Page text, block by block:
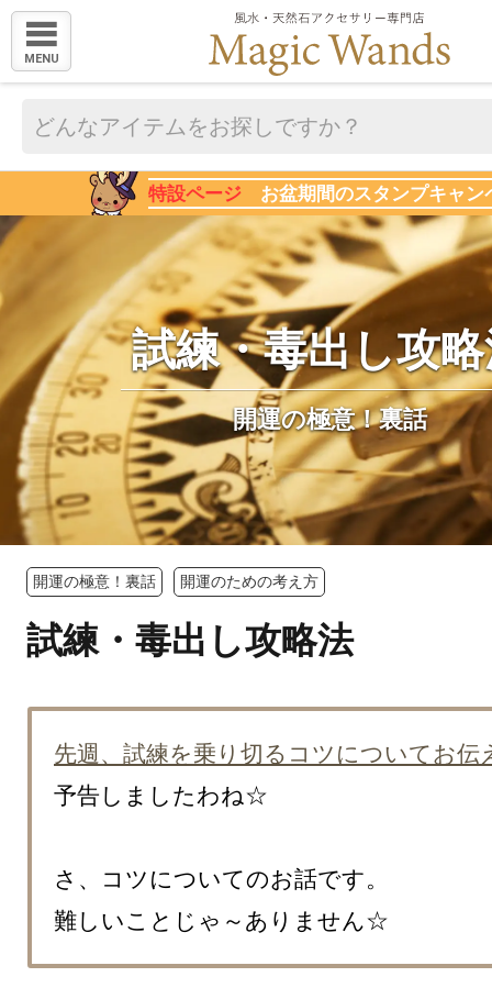
MENU
特設ページ お盆期間のスタンプキャン
試練・毒出し攻
開運の極意！裏話
開運の極意！裏話 開運のための考え方
試練・毒出し攻略法
先週、試練を乗り切るコツについてお伝
予告しましたわね☆
さ、コツについてのお話です。
難しいことじゃ～ありません☆